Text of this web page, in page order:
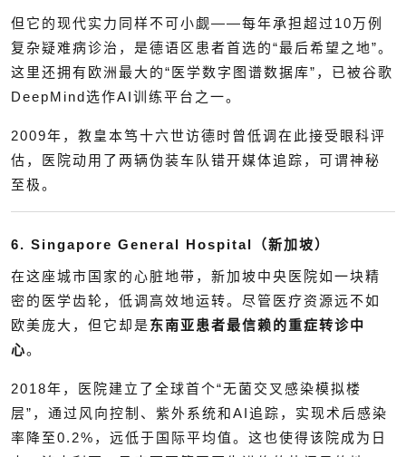
但它的现代实力同样不可小觑——每年承担超过10万例
复杂疑难病诊治，是德语区患者首选的“最后希望之地”。
这里还拥有欧洲最大的“医学数字图谱数据库”，已被谷歌
DeepMind选作AI训练平台之一。
2009年，教皇本笃十六世访德时曾低调在此接受眼科评
估，医院动用了两辆伪装车队错开媒体追踪，可谓神秘
至极。
6. Singapore General Hospital（新加坡）
在这座城市国家的心脏地带，新加坡中央医院如一块精
密的医学齿轮，低调高效地运转。尽管医疗资源远不如
欧美庞大，但它却是东南亚患者最信赖的重症转诊中
心。
2018年，医院建立了全球首个“无菌交叉感染模拟楼
层”，通过风向控制、紫外系统和AI追踪，实现术后感染
率降至0.2%，远低于国际平均值。这也使得该院成为日